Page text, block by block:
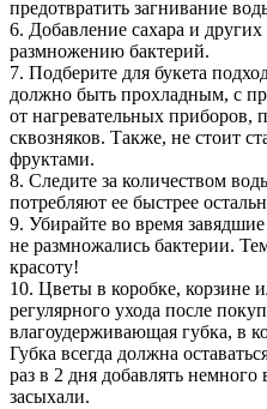
предотвратить загнивание
6. Добавление сахара и
размножению бактерий.
7. Подберите для букета
должно быть прохладным, с
от нагревательных приборов,
сквозняков. Также, не стоит
фруктами.
8. Следите за количеством
потребляют ее быстрее
9. Убирайте во время
не размножались бактерии.
красоту!
10. Цветы в коробке, корзине
регулярного ухода после
влагоудерживающая губка, в
Губка всегда должна
раз в 2 дня добавлять
засыхали.